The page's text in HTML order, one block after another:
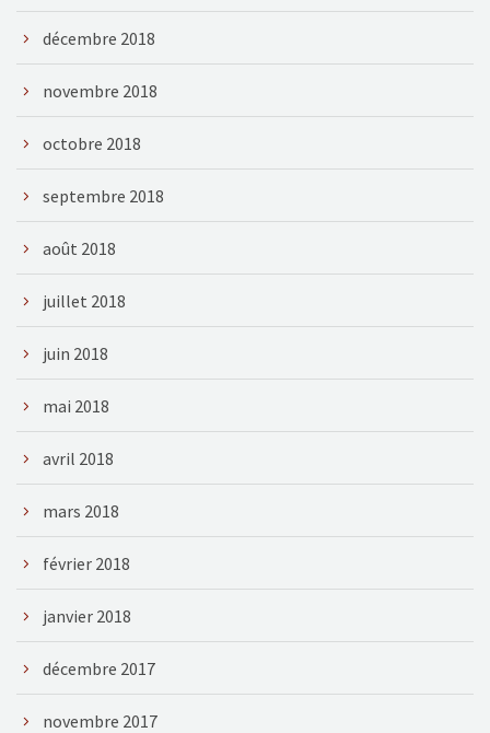
décembre 2018
novembre 2018
octobre 2018
septembre 2018
août 2018
juillet 2018
juin 2018
mai 2018
avril 2018
mars 2018
février 2018
janvier 2018
décembre 2017
novembre 2017